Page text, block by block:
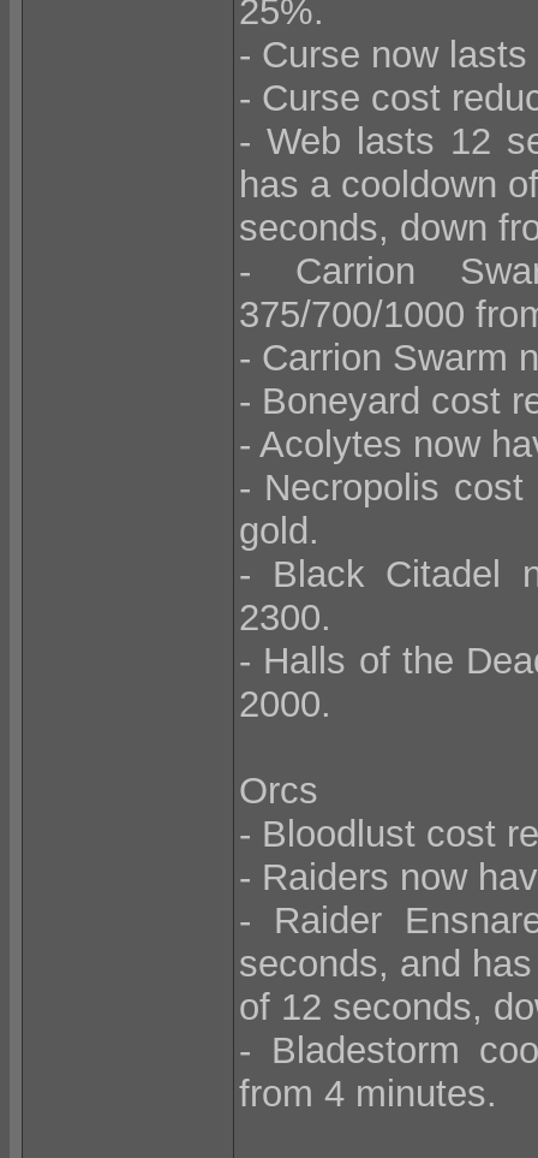
25%.
- Curse now
- Curse cost
- Web lasts 12
has a cooldown
seconds, down
- Carrion
375/700/1000
- Carrion Swarm
- Boneyard cost
- Acolytes now
- Necropolis
gold.
- Black Citadel
2300.
- Halls of the
2000.
Orcs
- Bloodlust cost
- Raiders now
- Raider
seconds, and
of 12 seconds,
- Bladestorm
from 4 minutes.